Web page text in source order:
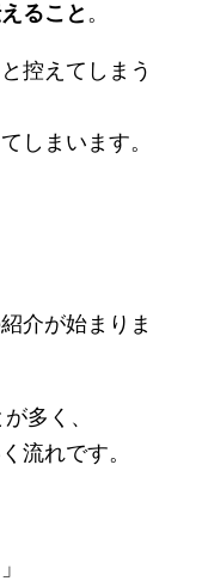
ること 。
控えてしまう
しまいます。
介が始まりま
多く、
流れです。